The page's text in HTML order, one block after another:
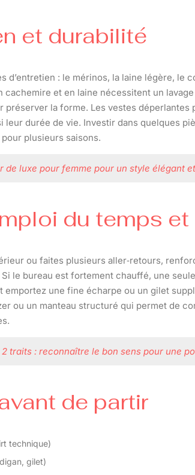
et durabilité
d’entretien : le mérinos, la laine légère, le
et en laine nécessitent un
préserver la forme. Les vestes déperlantes
durée de vie. Investir dans quelques
plusieurs saisons.
de luxe pour femme pour un style élégant
du temps
ou faites plusieurs aller‑retours,
le bureau est fortement chauffé, une
une fine écharpe ou un gilet
ou un manteau structuré qui permet de
traits : reconnaître le bon sens pour une
de partir
technique)
gilet)